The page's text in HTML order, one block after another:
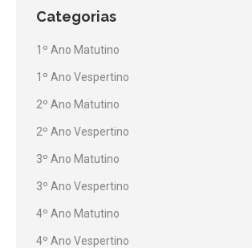
Categorias
1º Ano Matutino
1º Ano Vespertino
2º Ano Matutino
2º Ano Vespertino
3º Ano Matutino
3º Ano Vespertino
4º Ano Matutino
4º Ano Vespertino